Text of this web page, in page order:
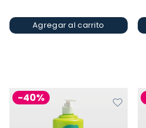
Agregar al carrito
-40%